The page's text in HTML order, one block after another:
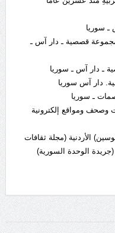
ـ سوريا
قصصية ـ دار آس ـ
ـ دار آس ـ سوريا
دار آس سوريا
ومواقع إلكترونية
الأردنية (مجلة ثقافات
(جريدة الوحدة السورية)